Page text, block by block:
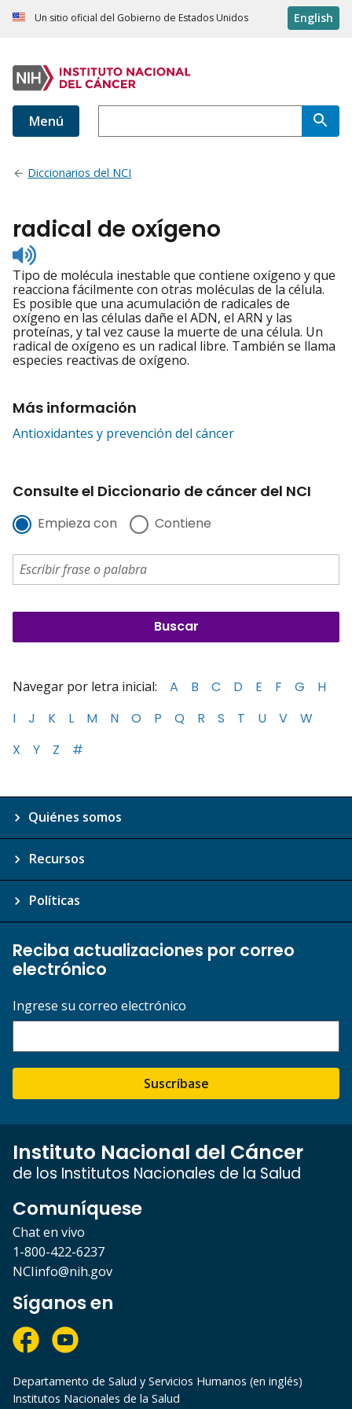
Un sitio oficial del Gobierno de Estados Unidos English
Menú
Diccionarios del NCI
radical de oxígeno
Listen
to
pronunciation
Tipo de molécula inestable que contiene oxígeno y que
reacciona fácilmente con otras moléculas de la célula.
Es posible que una acumulación de radicales de
oxígeno en las células dañe el ADN, el ARN y las
proteínas, y tal vez cause la muerte de una célula. Un
radical de oxígeno es un radical libre. También se llama
especies reactivas de oxígeno.
Más información
Antioxidantes y prevención del cáncer
Consulte el Diccionario de cáncer del NCI
Empieza con Contiene
Navegar por letra inicial: A B C D E F G
H
I
J K L M N O P Q R S T U V
W
X
Y Z #
Quiénes somos
Recursos
Políticas
Reciba actualizaciones por correo
electrónico
Ingrese su correo electrónico
Suscríbase
Instituto Nacional del Cáncer
de los Institutos Nacionales de la Salud
Comuníquese
Chat en vivo
1-800-422-6237
NCIinfo@nih.gov
Síganos en
Departamento de Salud y Servicios Humanos (en inglés)
Institutos Nacionales de la Salud